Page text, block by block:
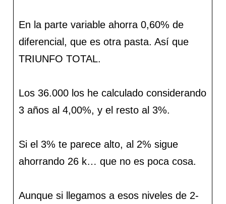
En la parte variable ahorra 0,60% de
diferencial, que es otra pasta. Así que
TRIUNFO TOTAL.
Los 36.000 los he calculado considerando
3 años al 4,00%, y el resto al 3%.
Si el 3% te parece alto, al 2% sigue
ahorrando 26 k… que no es poca cosa.
Aunque si llegamos a esos niveles de 2-